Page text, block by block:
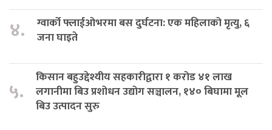
४.
ग्वार्को फ्लाईओभरमा बस दुर्घटना: एक महिलाको मृत्यु, ६
जना घाइते
५.
किसान बहुउद्देश्यीय सहकारीद्वारा १ करोड ४१ लाख
लगानीमा बिउ प्रशोधन उद्योग सञ्चालन, १४० बिघामा मूल
बिउ उत्पादन सुरु